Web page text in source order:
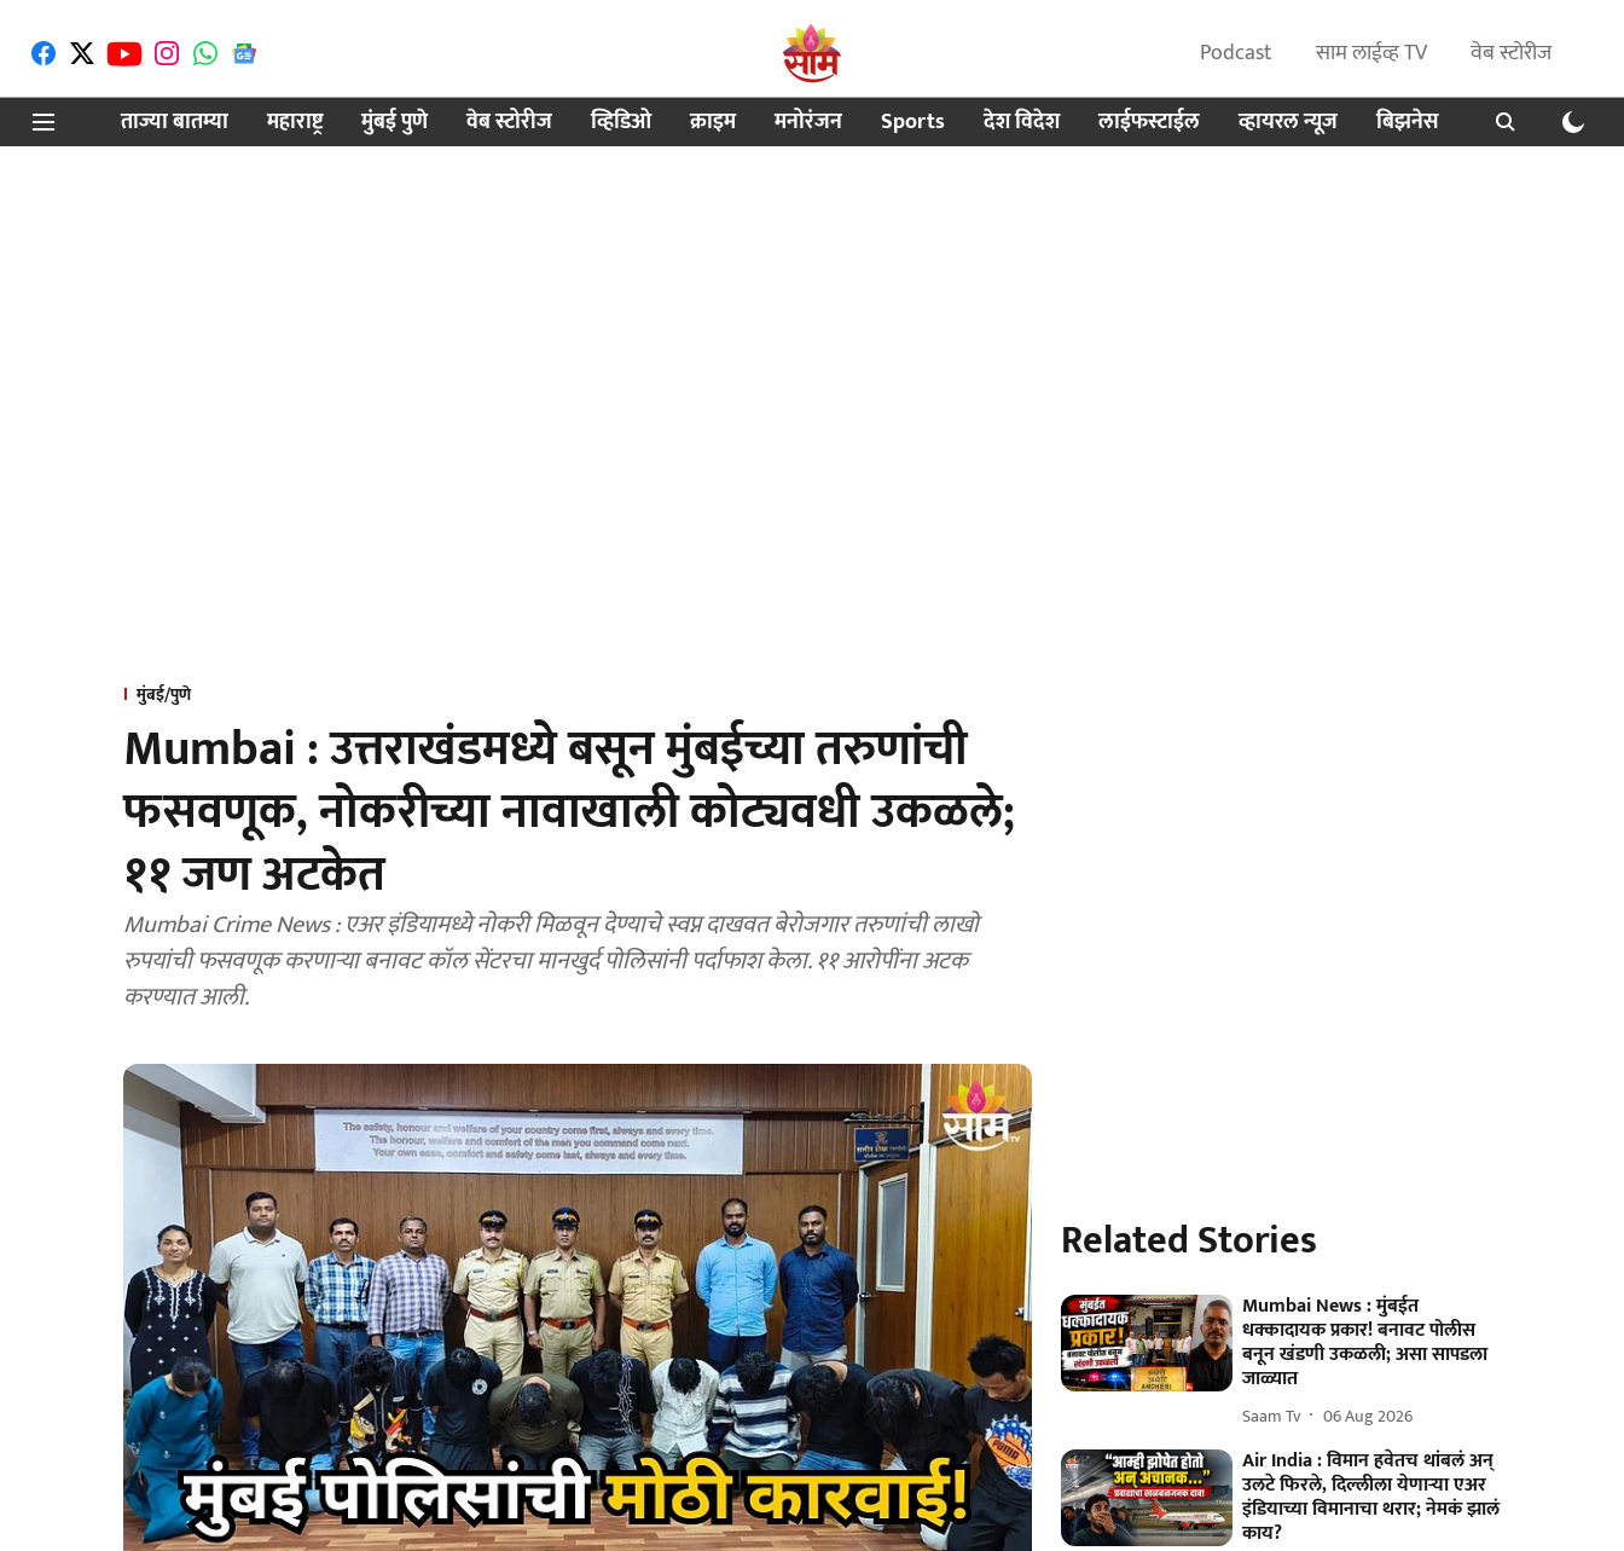
Podcast साम लाईव्ह TV
वेब स्टोरीज
ताज्या बातम्या
महाराष्ट्र मुंबई पुणे वेब स्टोरीज व्हिडिओ क्राइम मनोरंजन Sports देश विदेश लाईफस्टाईल व्हायरल न्यूज बिझनेस
मुंबई/पुणे
Mumbai : उत्तराखंडमध्ये बसून मुंबईच्या तरुणांची
फसवणूक, नोकरीच्या नावाखाली कोट्यवधी उकळले;
११ जण अटकेत
Mumbai Crime News : एअर इंडियामध्ये नोकरी मिळवून देण्याचे स्वप्न दाखवत बेरोजगार तरुणांची लाखो
रुपयांची फसवणूक करणाऱ्या बनावट कॉल सेंटरचा मानखुर्द पोलिसांनी पर्दाफाश केला. ११ आरोपींना अटक
करण्यात आली.
Related Stories
Mumbai News : मुंबईत
धक्कादायक प्रकार! बनावट पोलीस
बनून खंडणी उकळली; असा सापडला
जाळ्यात
Saam Tv 06 Aug 2026
Air India : विमान हवेतच थांबलं अन्
उलटे फिरले, दिल्लीला येणाऱ्या एअर
इंडियाच्या विमानाचा थरार; नेमकं झालं
काय?